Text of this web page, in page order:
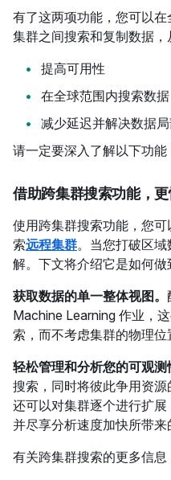
有了这两项功能，您可以
集群之间搜索和复制数据，
提高可用性
在全球范围内搜索数据
减少延迟并解决数据
请一定要深入了解以下功能
借助跨集群搜索功能，
使用跨集群搜索功能，您
索远程集群。当您打破区
解。下文将介绍它是如何做
获取数据的单一整体视图。
Machine Learning 作业，
索，而不考虑集群的物理位
轻松管理和分析您的可观测
搜索，同时将彼此争用资
还可以对集群逐个进行扩展
并尽享分析速度加快所带来
有关跨集群搜索的更多信